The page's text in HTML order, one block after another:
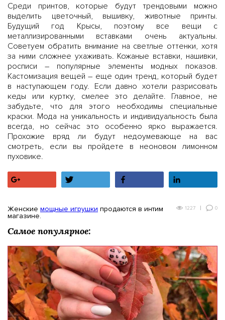
Среди принтов, которые будут трендовыми можно
выделить цветочный, вышивку, животные принты.
Будущий год Крысы, поэтому все вещи с
металлизированными вставками очень актуальны.
Советуем обратить внимание на светлые оттенки, хотя
за ними сложнее ухаживать. Кожаные вставки, нашивки,
росписи – популярные элементы модных показов.
Кастомизация вещей – еще один тренд, который будет
в наступающем году. Если давно хотели разрисовать
кеды или куртку, смелее это делайте. Главное, не
забудьте, что для этого необходимы специальные
краски. Мода на уникальность и индивидуальность была
всегда, но сейчас это особенно ярко выражается.
Прохожие вряд ли будут недоумевающе на вас
смотреть, если вы пройдете в неоновом лимонном
пуховике.
1227 0
Женские мощные игрушки продаются в интим
магазине.
Самое популярное: